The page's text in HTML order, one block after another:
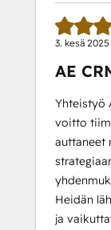
3. kesä 2025
AE
Yhteistyö
voitto
auttaneet
Heidän
ja